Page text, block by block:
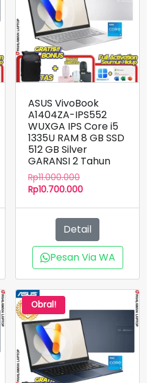
ASUS VivoBook
A1404ZA-IPS552
WUXGA IPS Core i5
1335U RAM 8 GB SSD
512 GB Silver
GARANSI 2 Tahun
Rp11.000.000Harga
aslinya
Rp10.700.000Harga
adalah:
Rp10.700.000.
Detail
Pesan Via WA
Obral!